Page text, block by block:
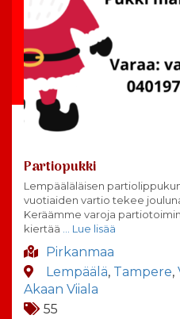
Partiopukki
Lempääläläisen
vuotiaiden vartio tekee
Keräämme varoja
kiertää … Lue lisää
Pirkanmaa
Lempäälä, Tampere,
Akaan Viiala
55